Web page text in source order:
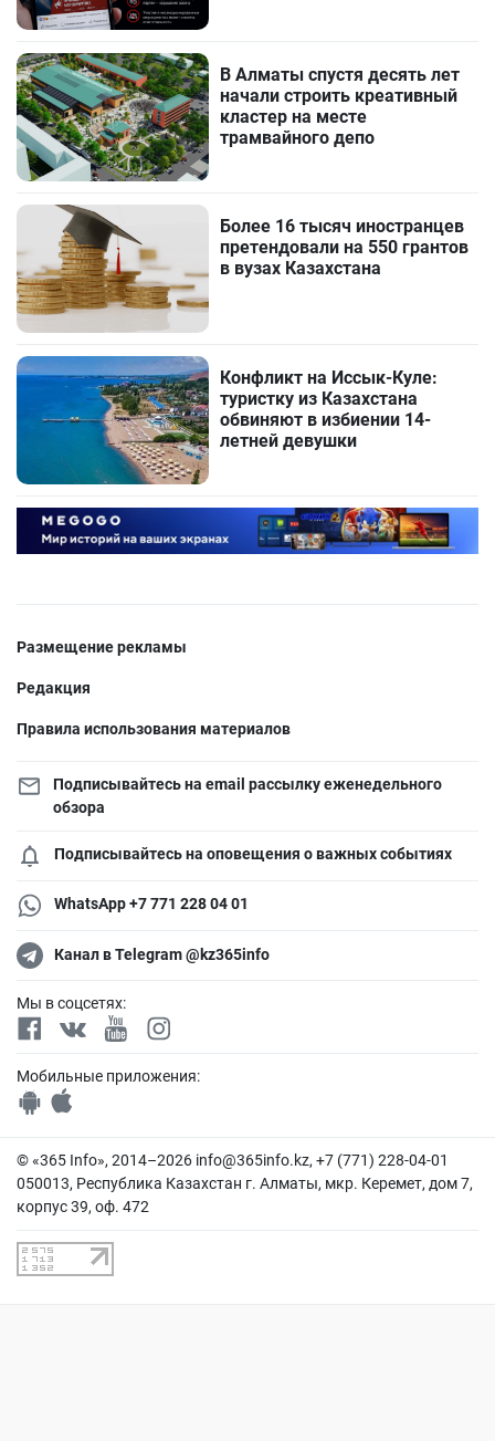
В Алматы спустя десять лет
начали строить креативный
кластер на месте
трамвайного депо
Более 16 тысяч иностранцев
претендовали на 550 грантов
в вузах Казахстана
Конфликт на Иссык-Куле:
туристку из Казахстана
обвиняют в избиении 14-
летней девушки
Размещение рекламы
Редакция
Правила использования материалов
Подписывайтесь на email рассылку еженедельного
обзора
Подписывайтесь на оповещения о важных событиях
WhatsApp +7 771 228 04 01
Канал в Telegram @kz365info
Мы в соцсетях:
Мобильные приложения:
© «365 Info», 2014–2026 info@365info.kz, +7 (771) 228-04-01
050013, Республика Казахстан г. Алматы, мкр. Керемет, дом 7,
корпус 39, оф. 472